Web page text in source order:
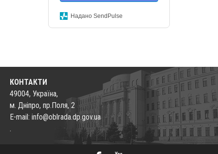
Надано SendPulse
КОНТАКТИ
49004, Україна,
м. Дніпро, пр.Поля, 2
E-mail: info@oblrada.dp.gov.ua
.